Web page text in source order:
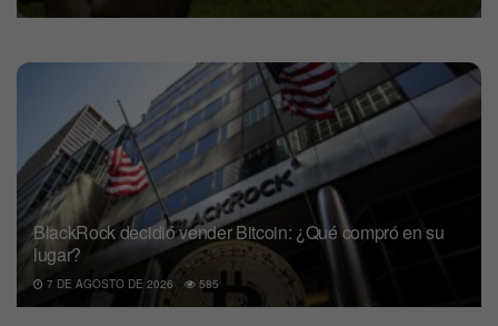
BlackRock decidió vender Bitcoin: ¿Qué compró en su
lugar?
7 DE AGOSTO DE 2026 585